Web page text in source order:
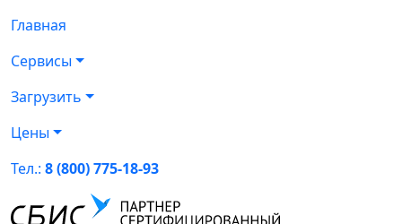
Главная
Сервисы
Загрузить
Цены
Тел.: 8 (800) 775-18-93